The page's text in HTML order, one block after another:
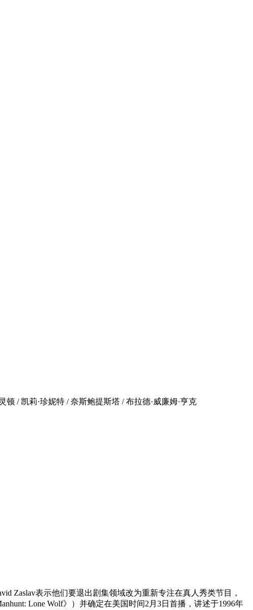
顿 / 凯莉·珍妮特 / 奈斯鲍提斯塔 / 布拉德·威廉姆·亨克
Zaslav表示他们要退出剧集领域改为重新专注在真人秀类节目，
Lone Wolf》）并确定在美国时间2月3日首播，讲述于1996年